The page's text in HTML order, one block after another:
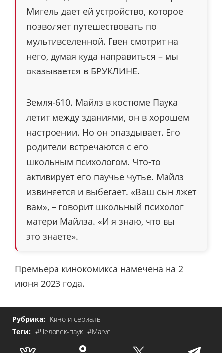
Мигель дает ей устройство, которое
позволяет путешествовать по
мультивселенной. Гвен смотрит на
него, думая куда направиться – мы
оказывается в БРУКЛИНЕ.
Земля-610. Майлз в костюме Паука
летит между зданиями, он в хорошем
настроении. Но он опаздывает. Его
родители встречаются с его
школьным психологом. Что-то
активирует его паучье чутье. Майлз
извиняется и выбегает. «Ваш сын лжет
вам», – говорит школьный психолог
матери Майлза. «И я знаю, что вы
это знаете».
Премьера кинокомикса намечена на 2
июня 2023 года.
Рубрика: Кино и сериалы
Теги: #Человек-паук #Marvel